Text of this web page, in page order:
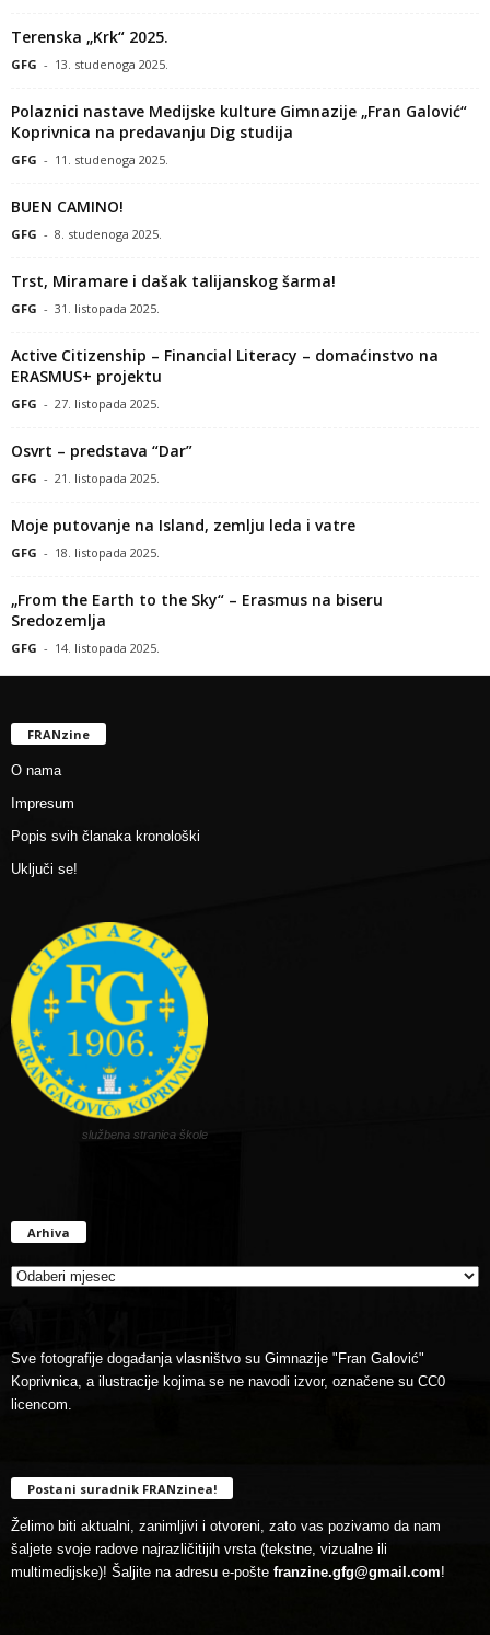
Terenska „Krk“ 2025.
GFG - 13. studenoga 2025.
Polaznici nastave Medijske kulture Gimnazije „Fran Galović“
Koprivnica na predavanju Dig studija
GFG - 11. studenoga 2025.
BUEN CAMINO!
GFG - 8. studenoga 2025.
Trst, Miramare i dašak talijanskog šarma!
GFG - 31. listopada 2025.
Active Citizenship – Financial Literacy – domaćinstvo na
ERASMUS+ projektu
GFG - 27. listopada 2025.
Osvrt – predstava “Dar”
GFG - 21. listopada 2025.
Moje putovanje na Island, zemlju leda i vatre
GFG - 18. listopada 2025.
„From the Earth to the Sky“ – Erasmus na biseru
Sredozemlja
GFG - 14. listopada 2025.
FRANzine
O nama
Impresum
Popis svih članaka kronološki
Uključi se!
službena stranica škole
Arhiva
Sve fotografije događanja vlasništvo su Gimnazije "Fran Galović"
Koprivnica, a ilustracije kojima se ne navodi izvor, označene su CC0
licencom.
Postani suradnik FRANzinea!
Želimo biti aktualni, zanimljivi i otvoreni, zato vas pozivamo da nam
šaljete svoje radove najrazličitijih vrsta (tekstne, vizualne ili
multimedijske)! Šaljite na adresu e-pošte franzine.gfg@gmail.com!